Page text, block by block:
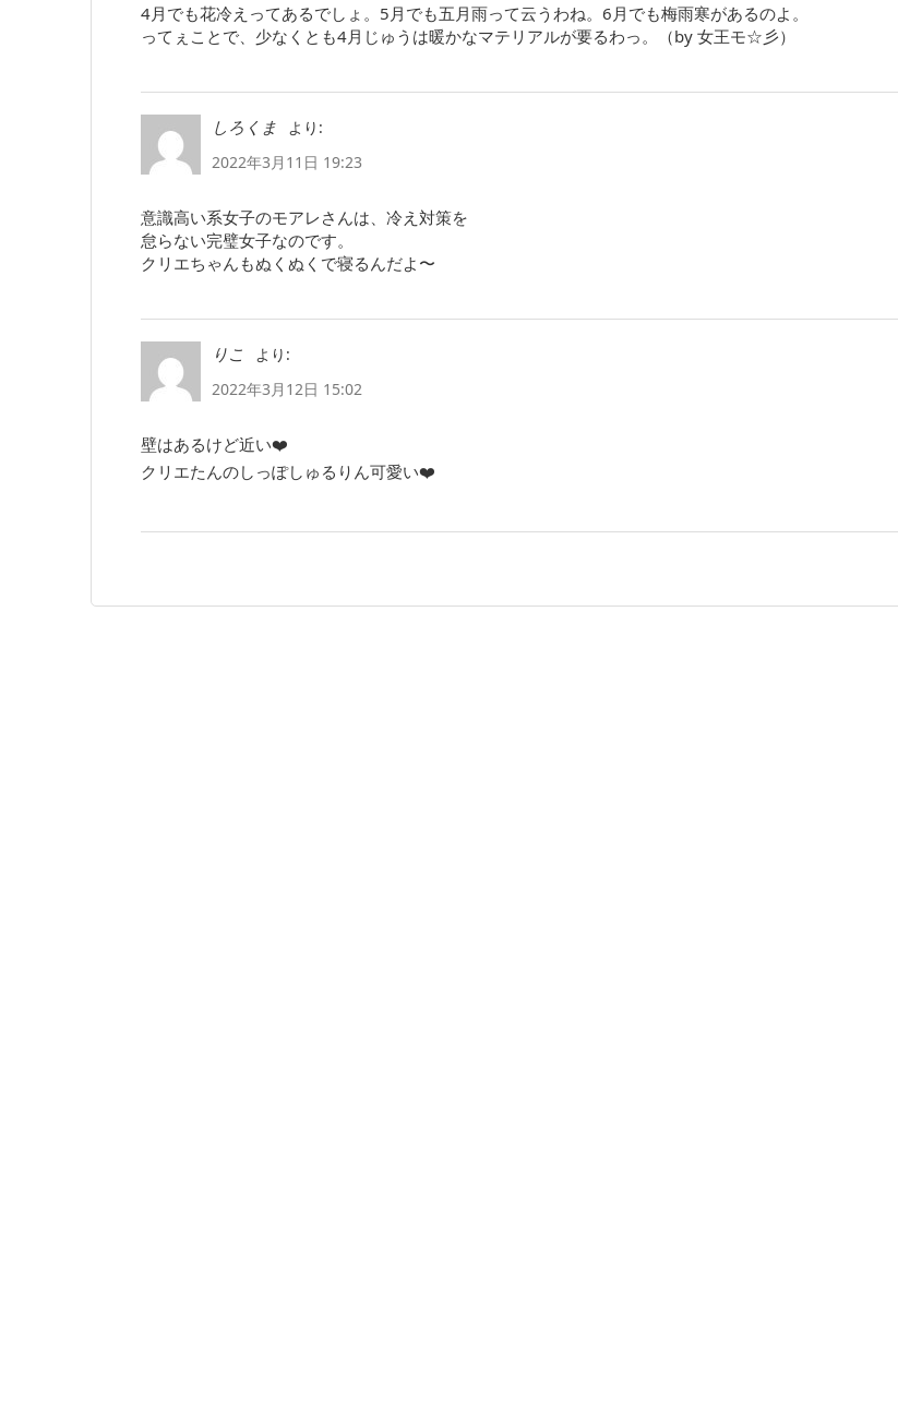
4月でも花冷えってあるでしょ。5月でも五月雨って云うわね。6月でも梅雨寒があるのよ。
ってぇことで、少なくとも4月じゅうは暖かなマテリアルが要るわっ。（by 女王モ☆彡）
しろくま
より:
2022年3月11日 19:23
意識高い系女子のモアレさんは、冷え対策を
怠らない完璧女子なのです。
クリエちゃんもぬくぬくで寝るんだよ〜
りこ
より:
2022年3月12日 15:02
壁はあるけど近い❤️
クリエたんのしっぽしゅるりん可愛い❤️